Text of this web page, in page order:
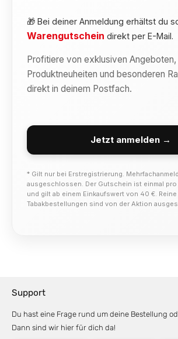
🎁 Bei deiner Anmeldung erhältst du
Warengutschein direkt per E-Mail.
Profitiere von exklusiven Angeboten,
Produktneuheiten und besonderen
direkt in deinem Postfach.
Jetzt anmelden →
* Gilt nur bei Erstregistrierung.
ausgeschlossen. Der Gutschein ist einmal
und gilt ab einem Einkaufswert von 40 €. Reine
Tabakbestellungen sind von der Aktion
Support
Du hast eine Frage rund um deine Bestellung
Dann sind wir hier für dich da!